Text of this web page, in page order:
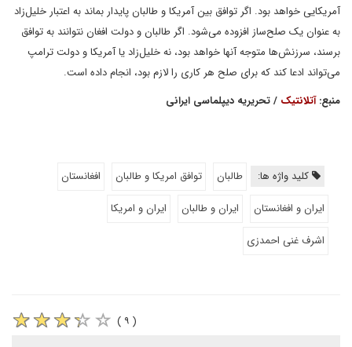
آمریکایی خواهد بود. اگر توافق بین آمریکا و طالبان پایدار بماند به اعتبار خلیل‌زاد
به عنوان یک صلح‌ساز افزوده می‌شود. اگر طالبان و دولت افغان نتوانند به توافق
برسند، سرزنش‌ها متوجه آنها خواهد بود، نه خلیل‌زاد یا آمریکا و دولت ترامپ
می‌تواند ادعا کند که برای صلح هر کاری را لازم بود، انجام داده است.
منبع:آتلانتیک / تحریریه دیپلماسی ایرانی
کلید واژه ها: طالبان توافق امریکا و طالبان
افغانستان
ایران و افغانستان
ایران و طالبان
ایران و امریکا
اشرف غنی احمدزی
( ۹ )